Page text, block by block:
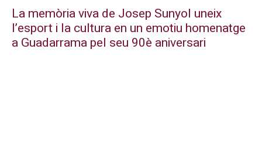
La memòria viva de Josep Sunyol uneix
l’esport i la cultura en un emotiu homenatge
a Guadarrama pel seu 90è aniversari